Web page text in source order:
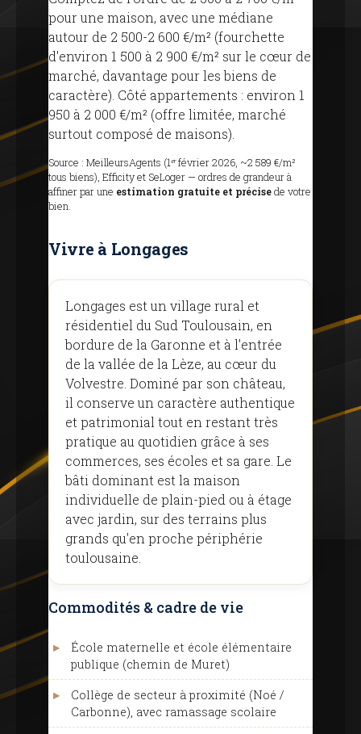
pour une maison, avec une médiane
autour de 2 500-2 600 €/m² (fourchette
d'environ 1 500 à 2 900 €/m² sur le cœur de
marché, davantage pour les biens de
caractère). Côté appartements : environ 1
950 à 2 000 €/m² (offre limitée, marché
surtout composé de maisons).
Source : MeilleursAgents (1ᵉʳ février 2026, ~2 589 €/m²
tous biens), Efficity et SeLoger — ordres de grandeur à
affiner par une estimation gratuite et précisede votre
bien.
Vivre à Longages
Longages est un village rural et
résidentiel du Sud Toulousain, en
bordure de la Garonne et à l'entrée
de la vallée de la Lèze, au cœur du
Volvestre. Dominé par son château,
il conserve un caractère authentique
et patrimonial tout en restant très
pratique au quotidien grâce à ses
commerces, ses écoles et sa gare. Le
bâti dominant est la maison
individuelle de plain-pied ou à étage
avec jardin, sur des terrains plus
grands qu'en proche périphérie
toulousaine.
Commodités & cadre de vie
École maternelle et école élémentaire
publique (chemin de Muret)
Collège de secteur à proximité (Noé /
Carbonne), avec ramassage scolaire